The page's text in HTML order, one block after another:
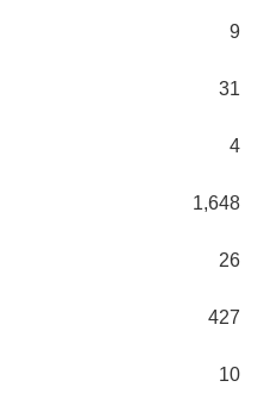
9
31
4
1,648
26
427
10